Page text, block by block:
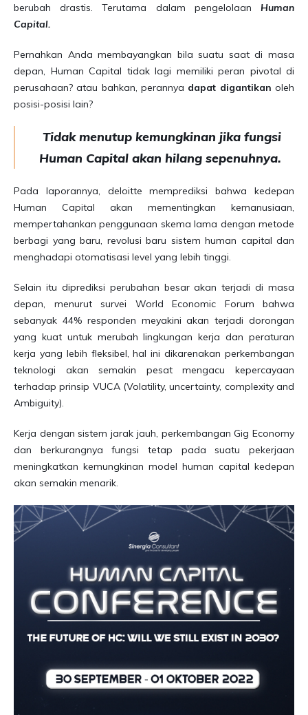
berubah drastis. Terutama dalam pengelolaan Human
Capital.
Pernahkan Anda membayangkan bila suatu saat di masa
depan, Human Capital tidak lagi memiliki peran pivotal di
perusahaan? atau bahkan, perannya dapat digantikan oleh
posisi-posisi lain?
Tidak menutup kemungkinan jika fungsi
Human Capital akan hilang sepenuhnya.
Pada laporannya, deloitte memprediksi bahwa kedepan
Human Capital akan mementingkan kemanusiaan,
mempertahankan penggunaan skema lama dengan metode
berbagi yang baru, revolusi baru sistem human capital dan
menghadapi otomatisasi level yang lebih tinggi.
Selain itu diprediksi perubahan besar akan terjadi di masa
depan, menurut survei World Economic Forum bahwa
sebanyak 44% responden meyakini akan terjadi dorongan
yang kuat untuk merubah lingkungan kerja dan peraturan
kerja yang lebih fleksibel, hal ini dikarenakan perkembangan
teknologi akan semakin pesat mengacu kepercayaan
terhadap prinsip VUCA (Volatility, uncertainty, complexity and
Ambiguity).
Kerja dengan sistem jarak jauh, perkembangan Gig Economy
dan berkurangnya fungsi tetap pada suatu pekerjaan
meningkatkan kemungkinan model human capital kedepan
akan semakin menarik.